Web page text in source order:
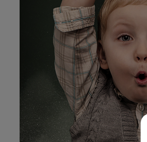
6h00 - 10h00
LA FAMILLE